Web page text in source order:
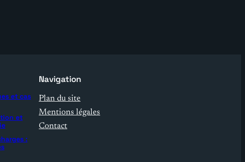
et cas
et
:
Navigation
Plan du site
Mentions légales
Contact